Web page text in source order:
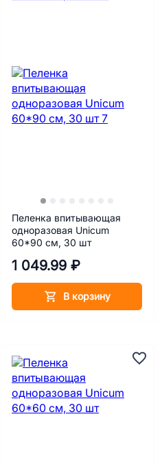
Пеленка впитывающая
одноразовая Unicum
60*90 см, 30 шт
1 049.99 ₽
В корзину